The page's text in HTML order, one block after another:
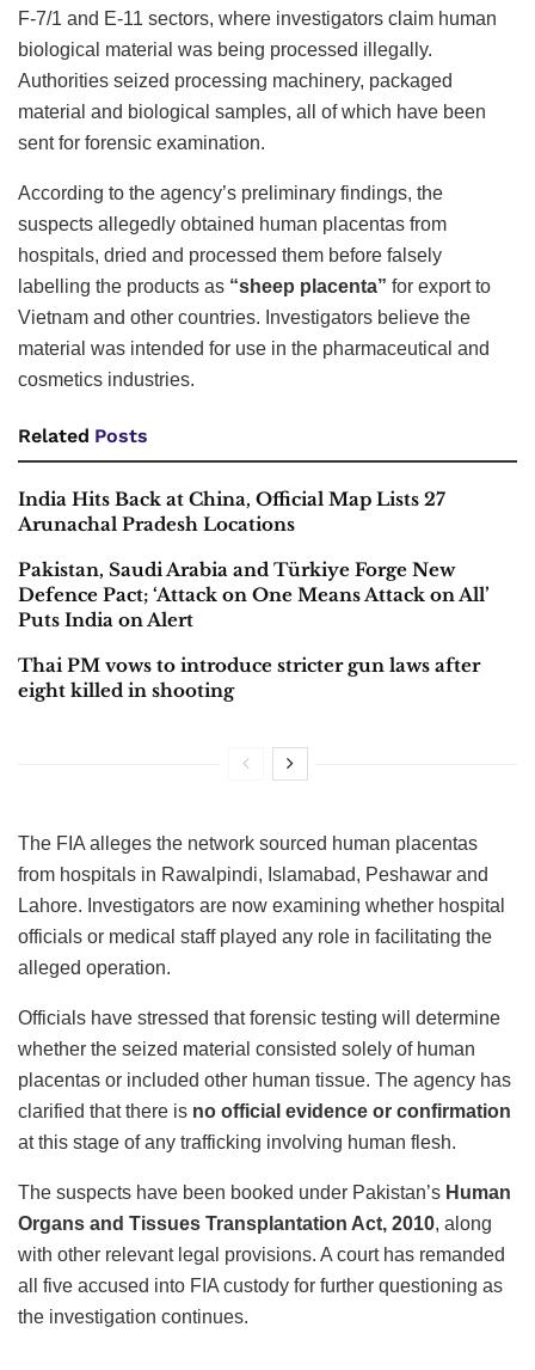
F-7/1 and E-11 sectors, where investigators claim human
biological material was being processed illegally.
Authorities seized processing machinery, packaged
material and biological samples, all of which have been
sent for forensic examination.
According to the agency’s preliminary findings, the
suspects allegedly obtained human placentas from
hospitals, dried and processed them before falsely
labelling the products as “sheep placenta” for export to
Vietnam and other countries. Investigators believe the
material was intended for use in the pharmaceutical and
cosmetics industries.
Related Posts
India Hits Back at China, Official Map Lists 27
Arunachal Pradesh Locations
Pakistan, Saudi Arabia and Türkiye Forge New
Defence Pact; ‘Attack on One Means Attack on All’
Puts India on Alert
Thai PM vows to introduce stricter gun laws after
eight killed in shooting
The FIA alleges the network sourced human placentas
from hospitals in Rawalpindi, Islamabad, Peshawar and
Lahore. Investigators are now examining whether hospital
officials or medical staff played any role in facilitating the
alleged operation.
Officials have stressed that forensic testing will determine
whether the seized material consisted solely of human
placentas or included other human tissue. The agency has
clarified that there is no official evidence or confirmation
at this stage of any trafficking involving human flesh.
The suspects have been booked under Pakistan’s Human
Organs and Tissues Transplantation Act, 2010, along
with other relevant legal provisions. A court has remanded
all five accused into FIA custody for further questioning as
the investigation continues.